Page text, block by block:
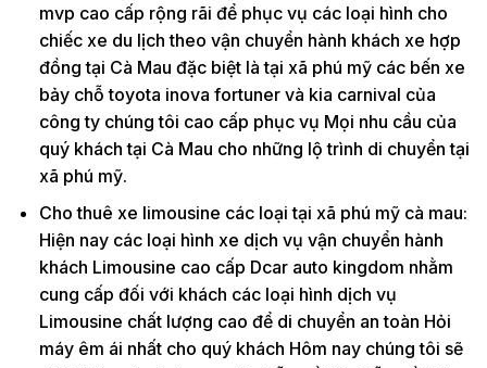
mvp cao cấp rộng rãi để phục vụ các loại hình cho
chiếc xe du lịch theo vận chuyển hành khách xe hợp
đồng tại Cà Mau đặc biệt là tại xã phú mỹ các bến xe
bảy chỗ toyota inova fortuner và kia carnival của
công ty chúng tôi cao cấp phục vụ Mọi nhu cầu của
quý khách tại Cà Mau cho những lộ trình di chuyển tại
xã phú mỹ.
Cho thuê xe limousine các loại tại xã phú mỹ cà mau:
Hiện nay các loại hình xe dịch vụ vận chuyển hành
khách Limousine cao cấp Dcar auto kingdom nhằm
cung cấp đối với khách các loại hình dịch vụ
Limousine chất lượng cao để di chuyển an toàn Hỏi
máy êm ái nhất cho quý khách Hôm nay chúng tôi sẽ